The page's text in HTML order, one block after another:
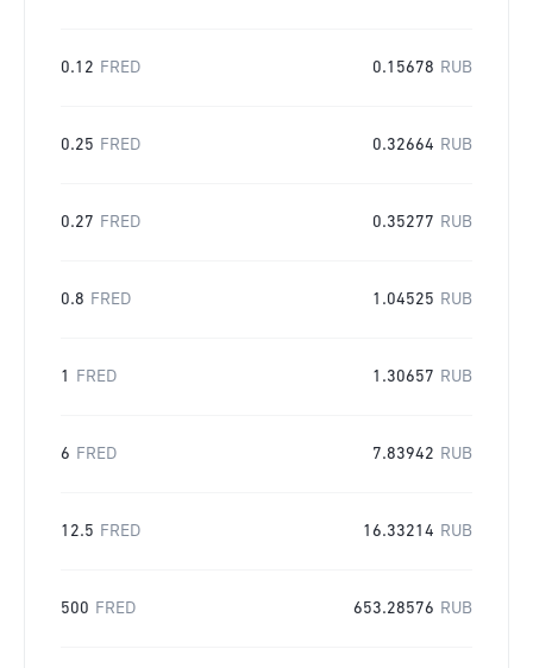
0.12 FRED 0.15678 RUB
0.25 FRED 0.32664 RUB
0.27 FRED 0.35277 RUB
0.8 FRED 1.04525 RUB
1 FRED 1.30657 RUB
6 FRED 7.83942 RUB
12.5 FRED 16.33214 RUB
500 FRED 653.28576 RUB